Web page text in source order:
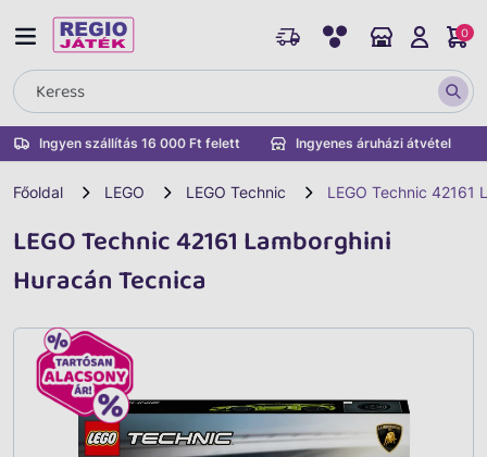
Ingyen szállítás 16 000 Ft felett Ingyenes áruházi átvétel
0
Főoldal LEGO LEGO Technic LEGO Technic 42161
LEGO Technic 42161 Lamborghini
Huracán Tecnica